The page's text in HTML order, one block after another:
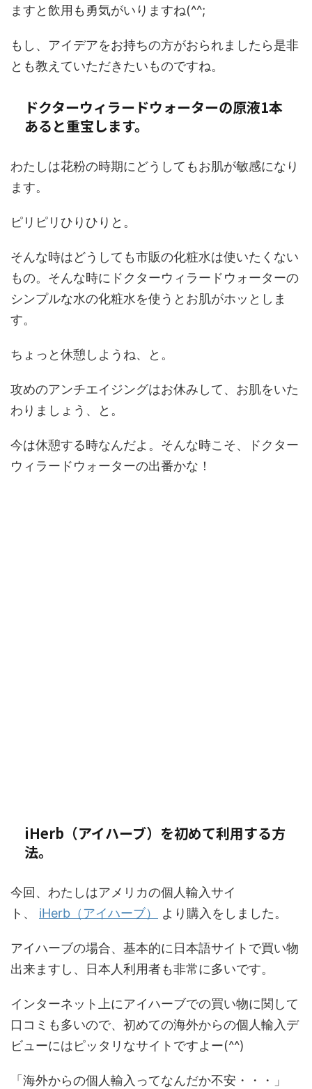
ますと飲用も勇気がいりますね(^^;
もし、アイデアをお持ちの方がおられましたら是非
とも教えていただきたいものですね。
ドクターウィラードウォーターの原液1本
あると重宝します。
わたしは花粉の時期にどうしてもお肌が敏感になり
ます。
ピリピリひりひりと。
そんな時はどうしても市販の化粧水は使いたくない
もの。そんな時にドクターウィラードウォーターの
シンプルな水の化粧水を使うとお肌がホッとしま
す。
ちょっと休憩しようね、と。
攻めのアンチエイジングはお休みして、お肌をいた
わりましょう、と。
今は休憩する時なんだよ。そんな時こそ、ドクター
ウィラードウォーターの出番かな！
iHerb（アイハーブ）を初めて利用する方
法。
今回、わたしはアメリカの個人輸入サイ
ト、 iHerb（アイハーブ） より購入をしました。
アイハーブの場合、基本的に日本語サイトで買い物
出来ますし、日本人利用者も非常に多いです。
インターネット上にアイハーブでの買い物に関して
口コミも多いので、初めての海外からの個人輸入デ
ビューにはピッタリなサイトですよー(^^)
「海外からの個人輸入ってなんだか不安・・・」